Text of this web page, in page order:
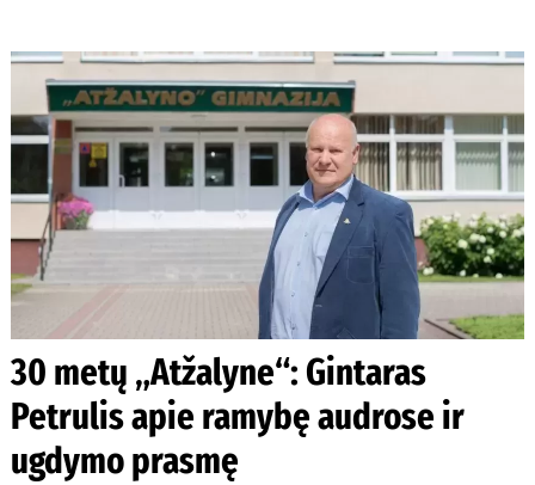
30 metų „Atžalyne“: Gintaras
Petrulis apie ramybę audrose ir
ugdymo prasmę